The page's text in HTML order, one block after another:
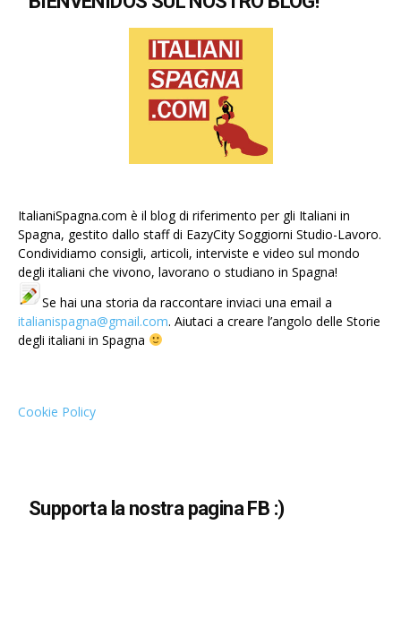
ItalianiSpagna.com è il blog di riferimento per gli Italiani in
Spagna, gestito dallo staff di EazyCity Soggiorni Studio-Lavoro.
Condividiamo consigli, articoli, interviste e video sul mondo
degli italiani che vivono, lavorano o studiano in Spagna!
Se hai una storia da raccontare inviaci una email a
italianispagna@gmail.com. Aiutaci a creare l’angolo delle Storie
degli italiani in Spagna
Cookie Policy
Supporta la nostra pagina FB :)